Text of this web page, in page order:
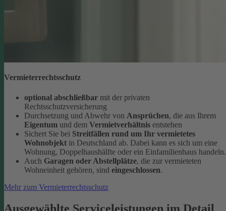
Vermieterrechtsschutz
optional abschließbar mit der privaten
Rechtsschutzversicherung
Durchsetzung und Abwehr von Ansprüchen, die aus Ihrem
Eigentum und dem Vermietverhältnis entstehen
Sichert Sie bei Streitfällen rund um Ihr vermietetes
Wohnobjekt in Deutschland ab. Dabei kann es sich um eine
Wohnung, Doppelhaushälfte oder ein Einfamilienhaus handeln.
Auch Garagen oder Abstellplätze, die zur vermieteten
Wohneinheit gehören, sind eingeschlossen.
Mehr zum Vermieterrechtsschutz
Ausgewählte Serviceleistungen im Detail